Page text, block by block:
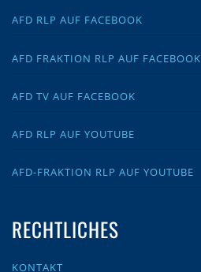
AFD RLP AUF FACEBOOK
AFD FRAKTION RLP AUF FACEBOOK
AFD TV AUF FACEBOOK
AFD RLP AUF YOUTUBE
AFD-FRAKTION RLP AUF YOUTUBE
RECHTLICHES
KONTAKT